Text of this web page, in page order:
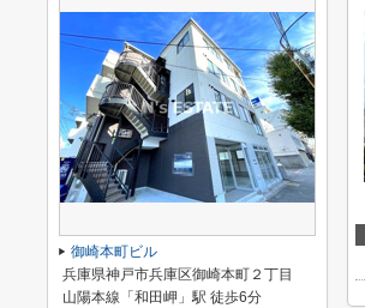
御崎本町ビル
兵庫県神戸市兵庫区御崎本町２丁目
山陽本線「和田岬」駅 徒歩6分